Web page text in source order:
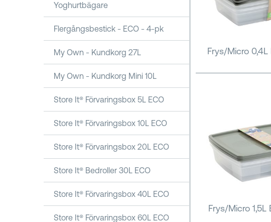
Yoghurtbägare
Flergångsbestick - ECO - 4-pk
My Own - Kundkorg 27L
My Own - Kundkorg Mini 10L
Store It® Förvaringsbox 5L ECO
Store It® Förvaringsbox 10L ECO
Store It® Förvaringsbox 20L ECO
Store It® Bedroller 30L ECO
Store It® Förvaringsbox 40L ECO
Store It® Förvaringsbox 60L ECO
Frys/Micro
Frys/Micro